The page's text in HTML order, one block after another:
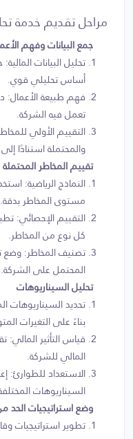
مراحل تقديم خدمة
جمع البيانات وفهم
تحليل البيانات
أساس تحليلي قوي.
فهم طبيعة الأعمال:
تعمل فيه الشركة.
التقييم الأولي
والمحتملة استنادًا
تقييم المخاطر المحتملة
النماذج الرياضية:
مستوى المخاطر بدقة.
التقييم الإحصائي:
كل نوع من المخاطر.
تصنيف المخاطر: وضع
المحتمل على الشركة.
تحليل السيناريوهات
تحديد السيناريوهات
بناءً على التغيرات
قياس التأثير المالي:
المالي للشركة.
الاستعداد للطوارئ:
السيناريوهات
وضع استراتيجيات الحد
تطوير استراتيجيات